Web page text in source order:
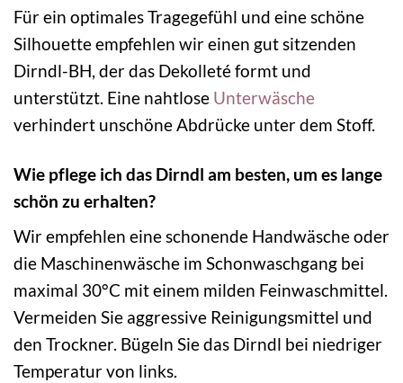
Für ein optimales Tragegefühl und eine schöne
Silhouette empfehlen wir einen gut sitzenden
Dirndl-BH, der das Dekolleté formt und
unterstützt. Eine nahtlose Unterwäsche
verhindert unschöne Abdrücke unter dem Stoff.
Wie pflege ich das Dirndl am besten, um es lange
schön zu erhalten?
Wir empfehlen eine schonende Handwäsche oder
die Maschinenwäsche im Schonwaschgang bei
maximal 30°C mit einem milden Feinwaschmittel.
Vermeiden Sie aggressive Reinigungsmittel und
den Trockner. Bügeln Sie das Dirndl bei niedriger
Temperatur von links.